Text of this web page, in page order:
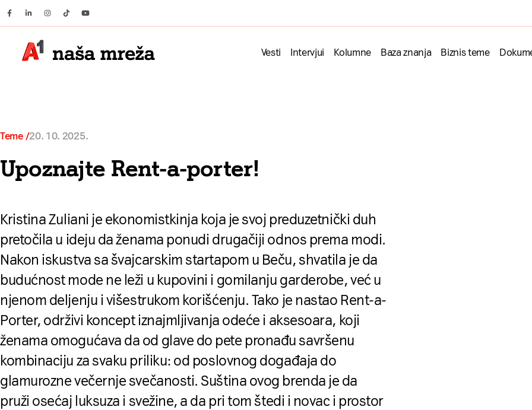
Facebook
LinkedinInstagram
TiktokYoutube
Vesti Intervjui Kolumne Baza znanja Biznis teme
Teme 20. 10. 2025.
Upoznajte Rent-a-porter!
Kristina Zuliani je ekonomistkinja koja je svoj preduzetnički duh
pretočila u ideju da ženama ponudi drugačiji odnos prema modi.
Nakon iskustva sa švajcarskim startapom u Beču, shvatila je da
budućnost mode ne leži u kupovini i gomilanju garderobe, već u
njenom deljenju i višestrukom korišćenju. Tako je nastao Rent-a-
Porter, održivi koncept iznajmljivanja odeće i aksesoara, koji
ženama omogućava da od glave do pete pronađu savršenu
kombinaciju za svaku priliku: od poslovnog događaja do
glamurozne večernje svečanosti. Suština ovog brenda je da
pruži osećaj luksuza i svežine, a da pri tom štedi i novac i prostor